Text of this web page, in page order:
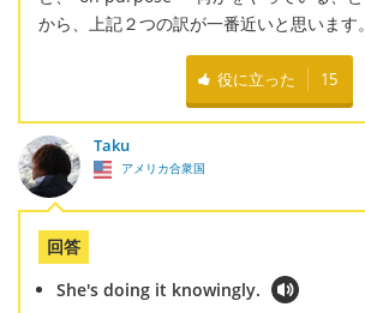
から、上記２つの訳が一番近いと思います。
役に立った 15
Taku
アメリカ合衆国
回答
She's doing it knowingly.